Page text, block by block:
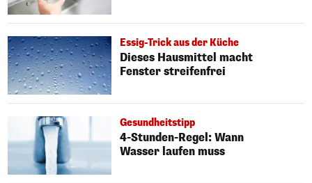
Essig-Trick aus der Küche
Dieses Hausmittel macht
Fenster streifenfrei
Gesundheitstipp
4-Stunden-Regel: Wann
Wasser laufen muss